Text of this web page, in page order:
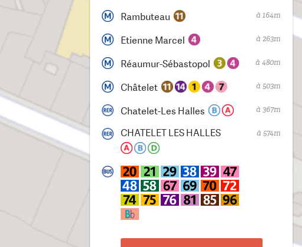
Rambuteau à 164m
Etienne Marcel à 263m
Réaumur-Sébastopol à 480m
Châtelet à 503m
Chatelet-Les Halles à 367m
CHATELET LES HALLES à 574m